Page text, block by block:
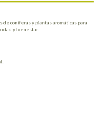
de coníferas y plantas aromáticas para
y bienestar.